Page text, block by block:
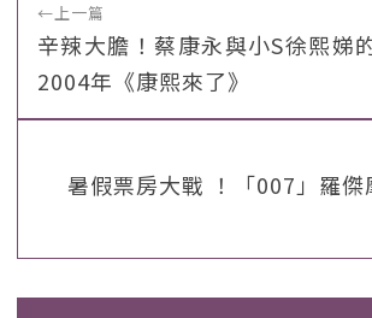
←上一篇
辛辣大膽！蔡康永與小S徐熙娣
2004年《康熙來了》
暑假票房大戰 ！「007」羅傑